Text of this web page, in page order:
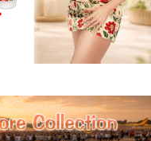
One-Shoulder Evening Dress By